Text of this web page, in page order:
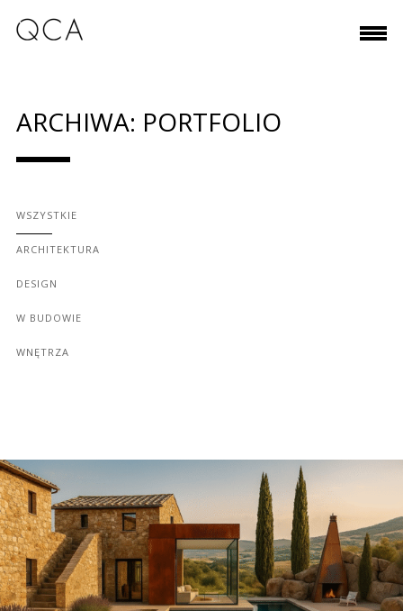
ARCHIWA: PORTFOLIO
WSZYSTKIE
ARCHITEKTURA
DESIGN
W BUDOWIE
WNĘTRZA